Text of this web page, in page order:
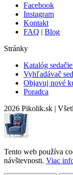
Facebook
Instagram
Kontakt
FAQ | Blog
Stránky
Katalóg
Vyhľadávač
Objavuj nové
Poradca
2026 Pikolik.sk |
Tento web používa
návštevnosti. Viac